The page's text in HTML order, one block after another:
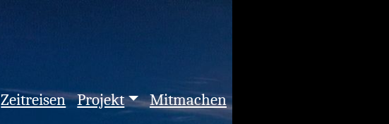
Zeitreisen Projekt Mitmachen